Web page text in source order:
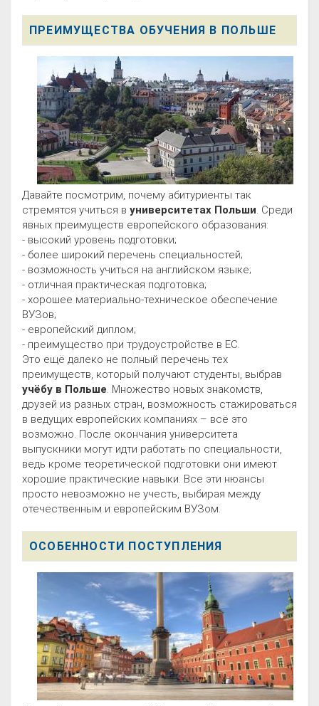
ПРЕИМУЩЕСТВА ОБУЧЕНИЯ В ПОЛЬШЕ
Давайте посмотрим, почему абитуриенты так
стремятся учиться в университетах Польши. Среди
явных преимуществ европейского образования:
- высокий уровень подготовки;
- более широкий перечень специальностей;
- возможность учиться на английском языке;
- отличная практическая подготовка;
- хорошее материально-техническое обеспечение
ВУЗов;
- европейский диплом;
- преимущество при трудоустройстве в ЕС.
Это ещё далеко не полный перечень тех
преимуществ, который получают студенты, выбрав
учёбу в Польше. Множество новых знакомств,
друзей из разных стран, возможность стажироваться
в ведущих европейских компаниях – всё это
возможно. После окончания университета
выпускники могут идти работать по специальности,
ведь кроме теоретической подготовки они имеют
хорошие практические навыки. Все эти нюансы
просто невозможно не учесть, выбирая между
отечественным и европейским ВУЗом.
ОСОБЕННОСТИ ПОСТУПЛЕНИЯ